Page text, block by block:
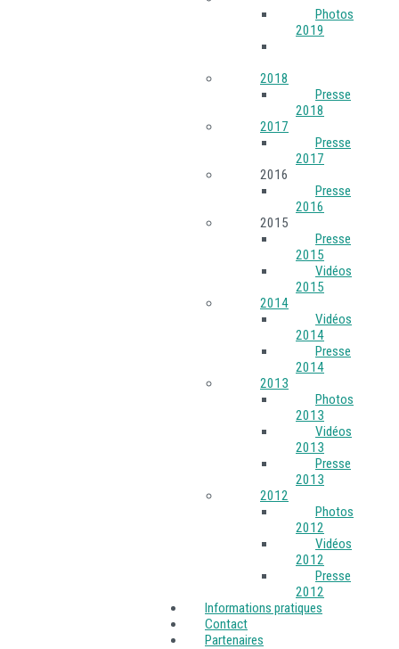
Photos
2019
2018
Presse
2018
2017
Presse
2017
2016
Presse
2016
2015
Presse
2015
Vidéos
2015
2014
Vidéos
2014
Presse
2014
2013
Photos
2013
Vidéos
2013
Presse
2013
2012
Photos
2012
Vidéos
2012
Presse
2012
Informations pratiques
Contact
Partenaires